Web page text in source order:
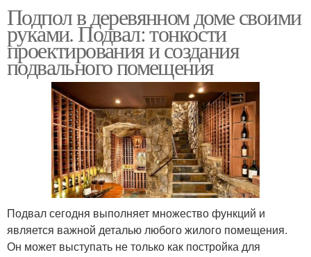
Подпол в деревянном доме своими
руками. Подвал: тонкости
проектирования и создания
подвального помещения
Подвал сегодня выполняет множество функций и
является важной деталью любого жилого помещения.
Он может выступать не только как постройка для